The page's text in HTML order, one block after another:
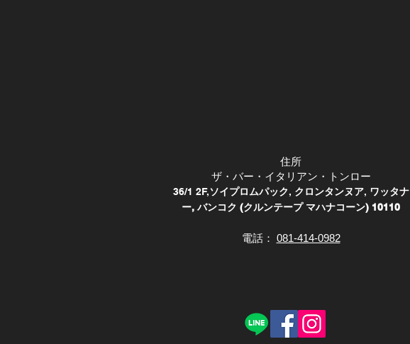
住所
ザ・バー・イタリアン・トンロー
36/1 2F,ソイプロムパック, クロンタンヌア, ワッタナ
ー, バンコク (クルンテープ マハナコーン) 10110
電話： 081-414-0982